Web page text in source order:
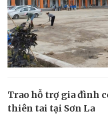
Trao hỗ trợ gia đình
thiên tai tại Sơn La